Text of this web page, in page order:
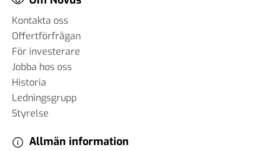
Kontakta oss
Offertförfrågan
För investerare
Jobba hos oss
Historia
Ledningsgrupp
Styrelse
Allmän information